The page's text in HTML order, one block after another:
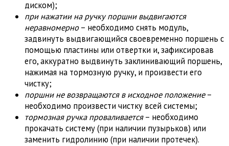
диском);
при нажатии на ручку поршни выдвигаются
неравномерно– необходимо снять модуль,
задвинуть выдвигающийся своевременно поршень с
помощью пластины или отвертки и, зафиксировав
его, аккуратно выдвинуть заклинивающий поршень,
нажимая на тормозную ручку, и произвести его
чистку;
поршни не возвращаются в исходное положение–
необходимо произвести чистку всей системы;
тормозная ручка проваливается– необходимо
прокачать систему (при наличии пузырьков) или
заменить гидролинию (при наличии протечек).